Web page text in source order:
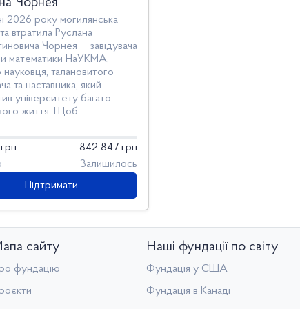
Чорнея
2026 року могилянська
втратила Руслана
Чорнея — завідувача
математики НаУКМА,
науковця, талановитого
та наставника, який
університету багато
життя. Щоб
студентів, для яких він
ми започатковуємо
на стипендію імені
Чорнея.
842 847 грн
Залишилось
Підтримати
сайту
фундацію
Наші фундації по світу
Фундація у США
Фундація в Канаді